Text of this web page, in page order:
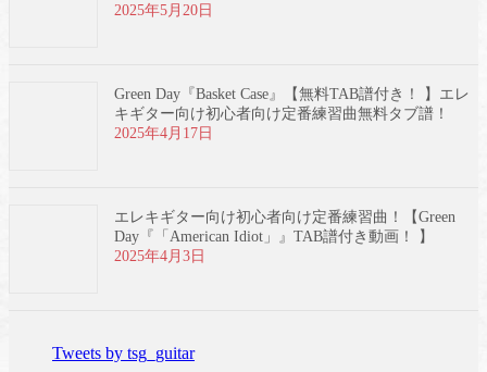
2025年5月20日
Green Day『Basket Case』【無料TAB譜付き！ 】エレ
キギター向け初心者向け定番練習曲無料タブ譜！
2025年4月17日
エレキギター向け初心者向け定番練習曲！【Green
Day『「American Idiot」』TAB譜付き動画！ 】
2025年4月3日
Tweets by tsg_guitar